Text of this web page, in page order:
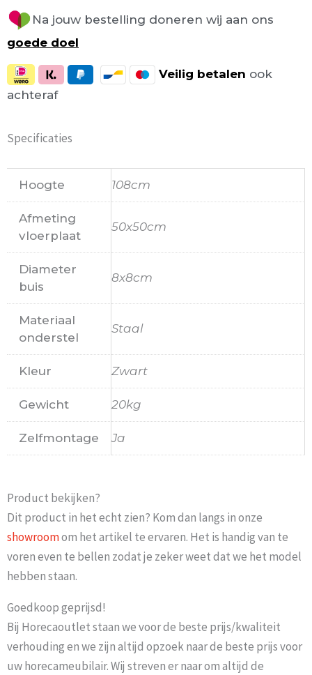
Na jouw bestelling doneren wij aan ons
goede doel
Veilig betalen ook
achteraf
Specificaties
Hoogte 108cm
Afmeting
vloerplaat
50x50cm
Diameter
buis
8x8cm
Materiaal
onderstel
Staal
Kleur Zwart
Gewicht 20kg
Zelfmontage Ja
Product bekijken?
Dit product in het echt zien? Kom dan langs in onze
showroomom het artikel te ervaren. Het is handig van te
voren even te bellen zodat je zeker weet dat we het model
hebben staan.
Goedkoop geprijsd!
Bij Horecaoutlet staan we voor de beste prijs/kwaliteit
verhouding en we zijn altijd opzoek naar de beste prijs voor
uw horecameubilair. Wij streven er naar om altijd de